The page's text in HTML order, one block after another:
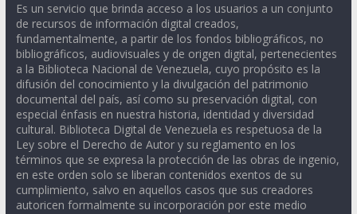
Es un servicio que brinda acceso a los usuarios a un conjunto
de recursos de información digital creados,
fundamentalmente, a partir de los fondos bibliográficos, no
bibliográficos, audiovisuales y de origen digital, pertenecientes
a la Biblioteca Nacional de Venezuela, cuyo propósito es la
difusión del conocimiento y la divulgación del patrimonio
documental del país, así como su preservación digital, con
especial énfasis en nuestra historia, identidad y diversidad
cultural. Biblioteca Digital de Venezuela es respetuosa de la
Ley sobre el Derecho de Autor y su reglamento en los
términos que se expresa la protección de las obras de ingenio,
en este orden solo se liberan contenidos exentos de su
cumplimiento, salvo en aquellos casos que sus creadores
autoricen formalmente su incorporación por este medio